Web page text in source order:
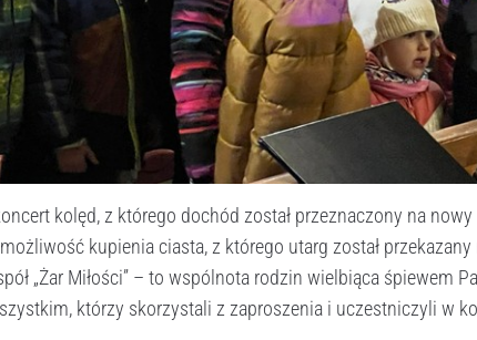
kolęd, z którego dochód został przeznaczony na nowy
kupienia ciasta, z którego utarg został
„Żar Miłości” – to wspólnota rodzin wielbiąca śpiewem
którzy skorzystali z zaproszenia i uczestniczyli w